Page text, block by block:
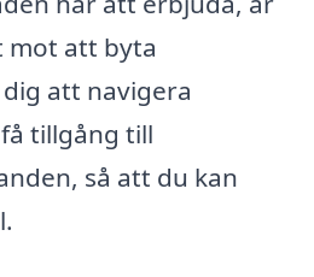
mot att byta
att navigera
tillgång till
så att du kan